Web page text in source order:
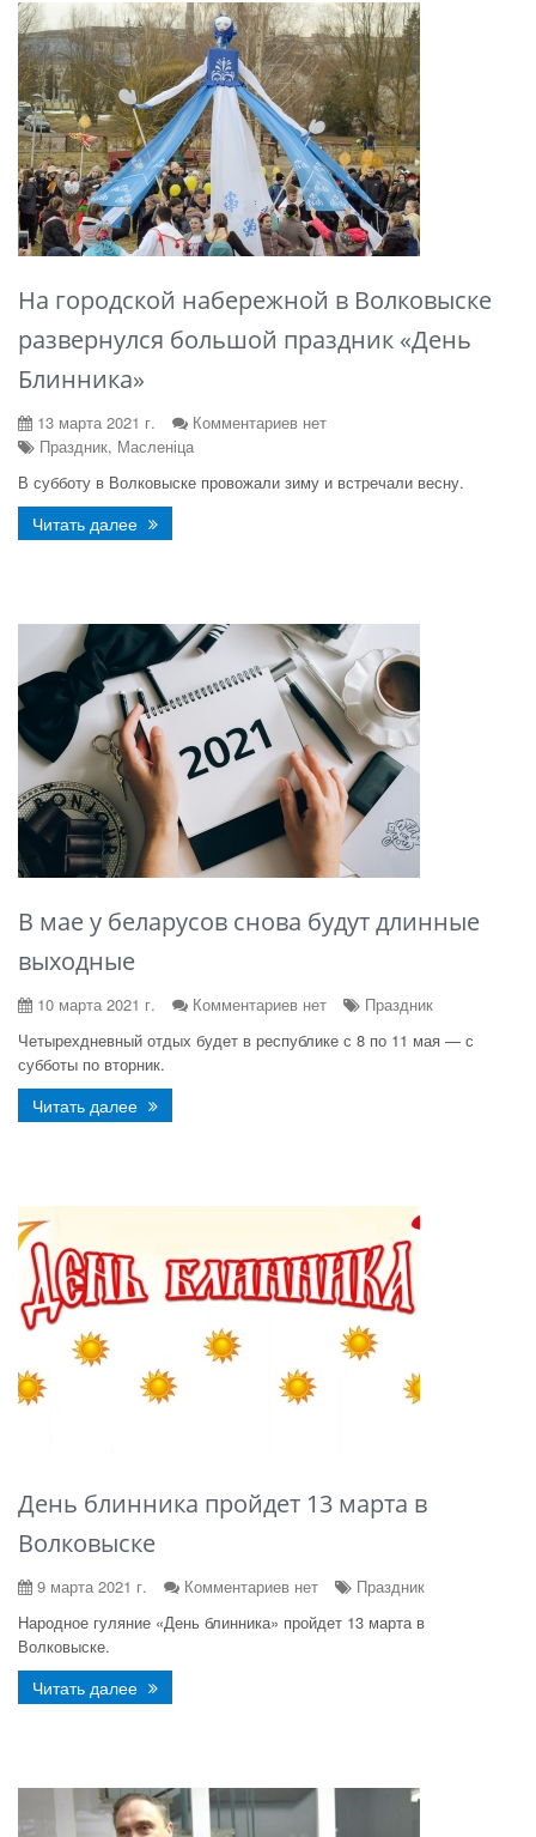
На городской набережной в Волковыске
развернулся большой праздник «День
Блинника»
13 марта 2021 г.
Комментариев нет
Праздник, Масленіца
В субботу в Волковыске провожали зиму и встречали весну.
Читать далее
В мае у беларусов снова будут длинные
выходные
10 марта 2021 г. Комментариев нет
Праздник
Четырехдневный отдых будет в республике с 8 по 11 мая — с
субботы по вторник.
Читать далее
День блинника пройдет 13 марта в
Волковыске
9 марта 2021 г. Комментариев нет
Праздник
Народное гуляние «День блинника» пройдет 13 марта в
Волковыске.
Читать далее